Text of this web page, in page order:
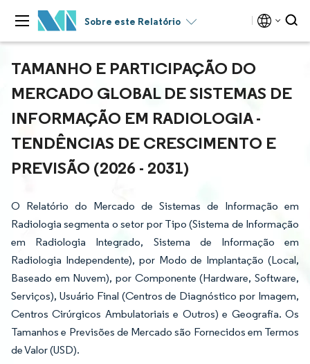
Sobre este Relatório
TAMANHO E PARTICIPAÇÃO DO
MERCADO GLOBAL DE SISTEMAS DE
INFORMAÇÃO EM RADIOLOGIA -
TENDÊNCIAS DE CRESCIMENTO E
PREVISÃO (2026 - 2031)
O Relatório do Mercado de Sistemas de Informação em
Radiologia segmenta o setor por Tipo (Sistema de Informação
em Radiologia Integrado, Sistema de Informação em
Radiologia Independente), por Modo de Implantação (Local,
Baseado em Nuvem), por Componente (Hardware, Software,
Serviços), Usuário Final (Centros de Diagnóstico por Imagem,
Centros Cirúrgicos Ambulatoriais e Outros) e Geografia. Os
Tamanhos e Previsões de Mercado são Fornecidos em Termos
de Valor (USD).